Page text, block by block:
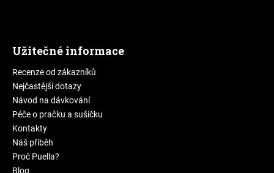
Užitečné informace
Recenze od zákazníků
Nejčastější dotazy
Návod na dávkování
Péče o pračku a sušičku
Kontakty
Náš příběh
Proč Puella?
Blog